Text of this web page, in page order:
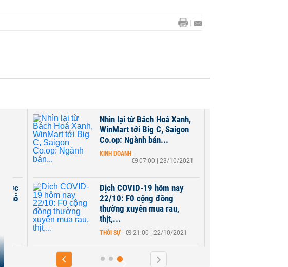
dược
hỗ
Nhìn lại từ Bách Hoá Xanh,
WinMart tới Big C, Saigon
Co.op: Ngành bán...
KINH DOANH -
07:00 | 23/10/2021
Dịch COVID-19 hôm nay
22/10: F0 cộng đồng
thường xuyên mua rau,
thịt,...
THỜI SỰ - 21:00 | 22/10/2021